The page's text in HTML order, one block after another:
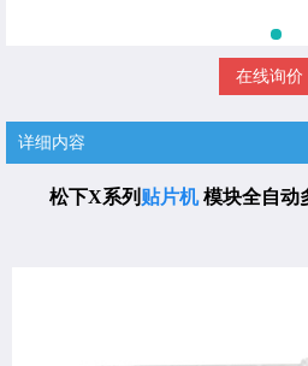
在线询价
详细内容
松下X系列 贴片机模块全自动